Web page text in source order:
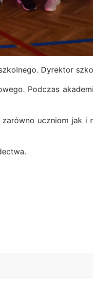
Dyrektor
Podczas
uczniom jak i